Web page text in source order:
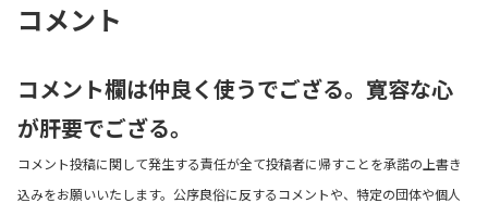
コメント
コメント欄は仲良く使うでござる。寛容な心
が肝要でござる。
コメント投稿に関して発生する責任が全て投稿者に帰すことを承諾の上書き
込みをお願いいたします。公序良俗に反するコメントや、特定の団体や個人